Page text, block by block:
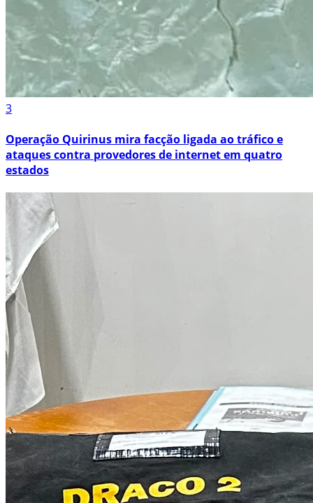
3
Operação Quirinus mira facção ligada ao tráfico e
ataques contra provedores de internet em quatro
estados